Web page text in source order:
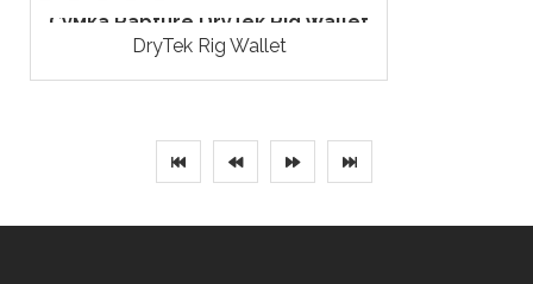
Сумка Rapture DryTek Rig Wallet
DryTek Rig Wallet